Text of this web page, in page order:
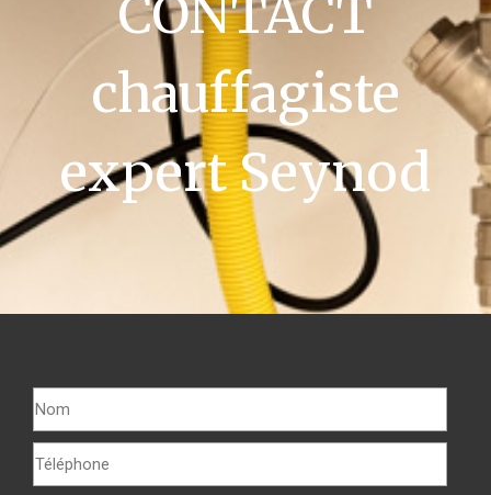
CONTACT
chauffagiste
expert Seynod